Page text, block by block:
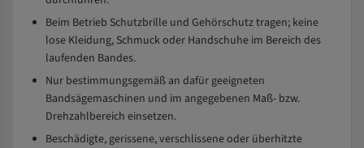
Beim Betrieb Schutzbrille und Gehörschutz tragen; keine
lose Kleidung, Schmuck oder Handschuhe im Bereich des
laufenden Bandes.
Nur bestimmungsgemäß an dafür geeigneten
Bandsägemaschinen und im angegebenen Maß- bzw.
Drehzahlbereich einsetzen.
Beschädigte, gerissene, verschlissene oder überhitzte